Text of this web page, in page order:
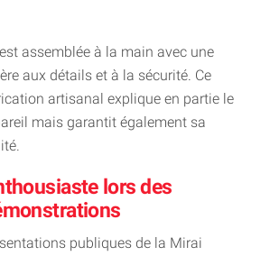
assemblée à la main avec une
aux détails et à la sécurité. Ce
artisanal explique en partie le
mais garantit également sa
lors des
publiques de la Mirai